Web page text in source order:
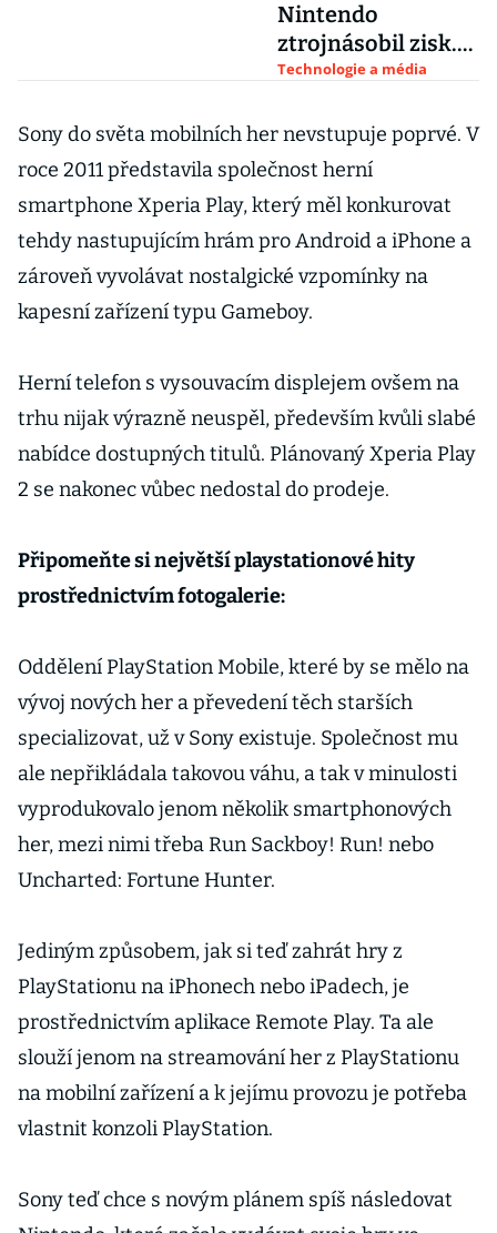
Nintendo
ztrojnásobil zisk.
Pomohla mu
Technologie a média
Sony do světa mobilních her nevstupuje poprvé. V
roce 2011 představila společnost herní
smartphone Xperia Play, který měl konkurovat
tehdy nastupujícím hrám pro Android a iPhone a
zároveň vyvolávat nostalgické vzpomínky na
kapesní zařízení typu Gameboy.
Herní telefon s vysouvacím displejem ovšem na
trhu nijak výrazně neuspěl, především kvůli slabé
nabídce dostupných titulů. Plánovaný Xperia Play
2 se nakonec vůbec nedostal do prodeje.
Připomeňte si největší playstationové hity
prostřednictvím fotogalerie:
Oddělení PlayStation Mobile, které by se mělo na
vývoj nových her a převedení těch starších
specializovat, už v Sony existuje. Společnost mu
ale nepřikládala takovou váhu, a tak v minulosti
vyprodukovalo jenom několik smartphonových
her, mezi nimi třeba Run Sackboy! Run! nebo
Uncharted: Fortune Hunter.
Jediným způsobem, jak si teď zahrát hry z
PlayStationu na iPhonech nebo iPadech, je
prostřednictvím aplikace Remote Play. Ta ale
slouží jenom na streamování her z PlayStationu
na mobilní zařízení a k jejímu provozu je potřeba
vlastnit konzoli PlayStation.
Sony teď chce s novým plánem spíš následovat